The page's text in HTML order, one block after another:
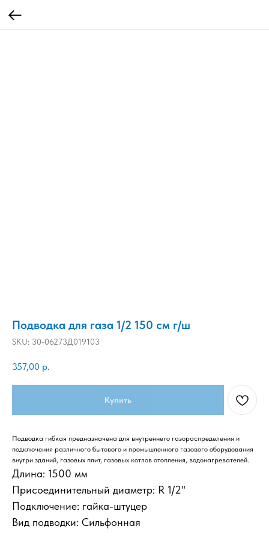
Подводка для газа 1/2 150 см г/ш
SKU: 30-06273Д019103
357,00 р.
Купить
Подводка гибкая предназначена для внутреннего газораспределения и
подключения различного бытового и промышленного газового оборудования
внутри зданий, газовых плит, газовых котлов отопления, водонагревателей.
Длина: 1500 мм
Присоединительный диаметр: R 1/2"
Подключение: гайка-штуцер
Вид подводки: Сильфонная